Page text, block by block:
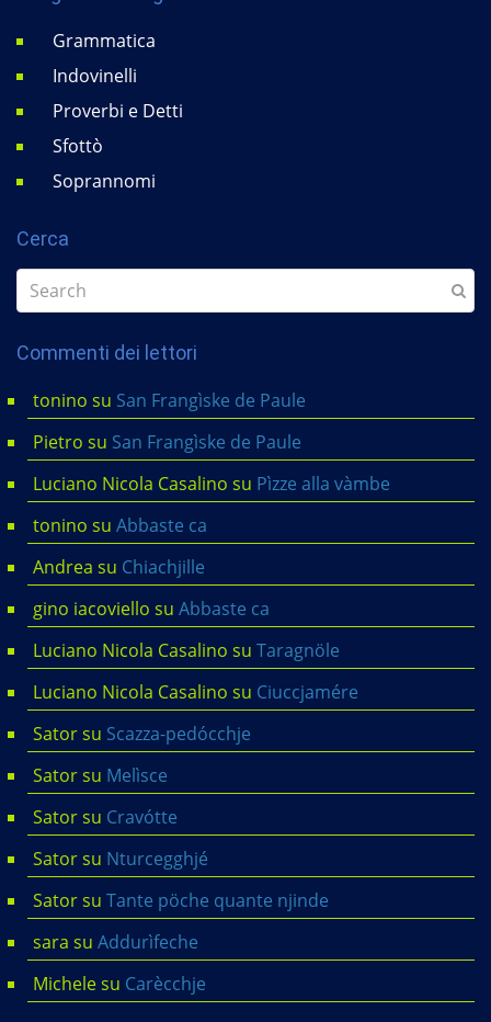
Grammatica
Indovinelli
Proverbi e Detti
Sfottò
Soprannomi
Cerca
Commenti dei lettori
tonino su San Frangìske de Paule
Pietro su San Frangìske de Paule
Luciano Nicola Casalino su Pìzze alla vàmbe
tonino su Abbaste ca
Andrea su Chiachjille
gino iacoviello su Abbaste ca
Luciano Nicola Casalino su Taragnöle
Luciano Nicola Casalino su Ciuccjamére
Satorsu Scazza-pedócchje
Satorsu Melìsce
Satorsu Cravótte
Satorsu Nturcegghjé
Satorsu Tante pöche quante njinde
sara su Addurìfeche
Michelesu Carècchje